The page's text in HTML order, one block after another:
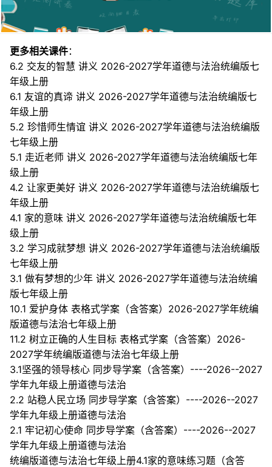
更多相关课件：
6.2 交友的智慧 讲义 2026-2027学年道德与法治统编版七
年级上册
6.1 友谊的真谛 讲义 2026-2027学年道德与法治统编版七
年级上册
5.2 珍惜师生情谊 讲义 2026-2027学年道德与法治统编版
七年级上册
5.1 走近老师 讲义 2026-2027学年道德与法治统编版七年
级上册
4.2 让家更美好 讲义 2026-2027学年道德与法治统编版七
年级上册
4.1 家的意味 讲义 2026-2027学年道德与法治统编版七年
级上册
3.2 学习成就梦想 讲义 2026-2027学年道德与法治统编版
七年级上册
3.1 做有梦想的少年 讲义 2026-2027学年道德与法治统编
版七年级上册
10.1 爱护身体 表格式学案（含答案）2026-2027学年统编
版道德与法治七年级上册
11.2 树立正确的人生目标 表格式学案（含答案）2026-
2027学年统编版道德与法治七年级上册
3.1坚强的领导核心 同步导学案（含答案）----2026--2027
学年九年级上册道德与法治
2.2 站稳人民立场 同步导学案（含答案）----2026--2027
学年九年级上册道德与法治
2.1 牢记初心使命 同步导学案（含答案）----2026--2027
学年九年级上册道德与法治
统编版道德与法治七年级上册4.1家的意味练习题（含答